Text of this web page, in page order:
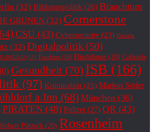
(32) Bildungspolitik (26) Brauchtum
GRÜNEN (32) Cornerstone
CSU (43) Cybersecurity (23) Daniela
(32) Digitalpolitik (50)
DSGVO (13) Fasching (16) Flüchtlinge (20) Gabriele
Gesundheit (70) ISB (166)
(97) Kriminalität (25) Markus Söder
a.Inn (68) München (36)
PIRATEN (48) Polizei (27) QR (43)
Robert Pötzsch (20) Rosenheim